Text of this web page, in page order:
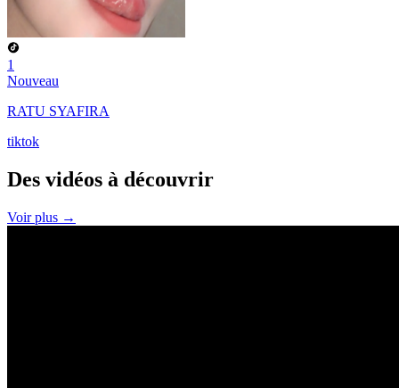
1
Nouveau
RATU SYAFIRA
tiktok
Des vidéos à découvrir
Voir plus →